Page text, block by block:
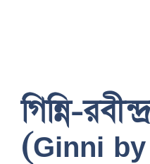
গিন্নি-
(Ginni by